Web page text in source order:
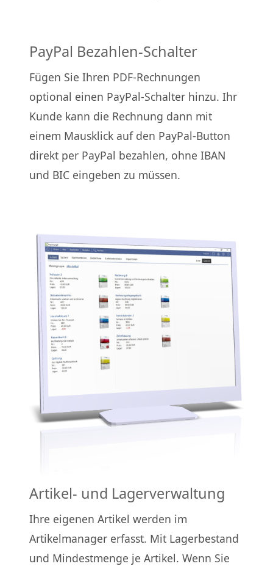
PayPal Bezahlen-Schalter
Fügen Sie Ihren PDF-Rechnungen
optional einen PayPal-Schalter hinzu. Ihr
Kunde kann die Rechnung dann mit
einem Mausklick auf den PayPal-Button
direkt per PayPal bezahlen, ohne IBAN
und BIC eingeben zu müssen.
Artikel- und Lagerverwaltung
Ihre eigenen Artikel werden im
Artikelmanager erfasst. Mit Lagerbestand
und Mindestmenge je Artikel. Wenn Sie